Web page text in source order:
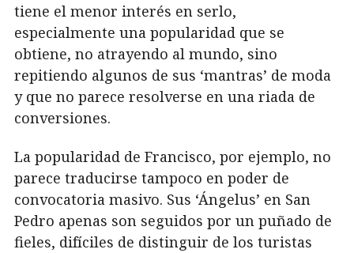
tiene el menor interés en serlo,
especialmente una popularidad que se
obtiene, no atrayendo al mundo, sino
repitiendo algunos de sus ‘mantras’ de moda
y que no parece resolverse en una riada de
conversiones.
La popularidad de Francisco, por ejemplo, no
parece traducirse tampoco en poder de
convocatoria masivo. Sus ‘Ángelus’ en San
Pedro apenas son seguidos por un puñado de
fieles, difíciles de distinguir de los turistas